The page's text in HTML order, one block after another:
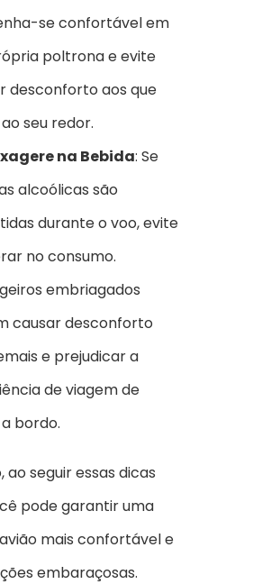
se confortável em
poltrona e evite
desconforto aos que
seu redor.
na Bebida: Se
alcoólicas são
durante o voo, evite
no consumo.
embriagados
causar desconforto
e prejudicar a
de viagem de
bordo.
ao seguir essas dicas
pode garantir uma
mais confortável e
embaraçosas.